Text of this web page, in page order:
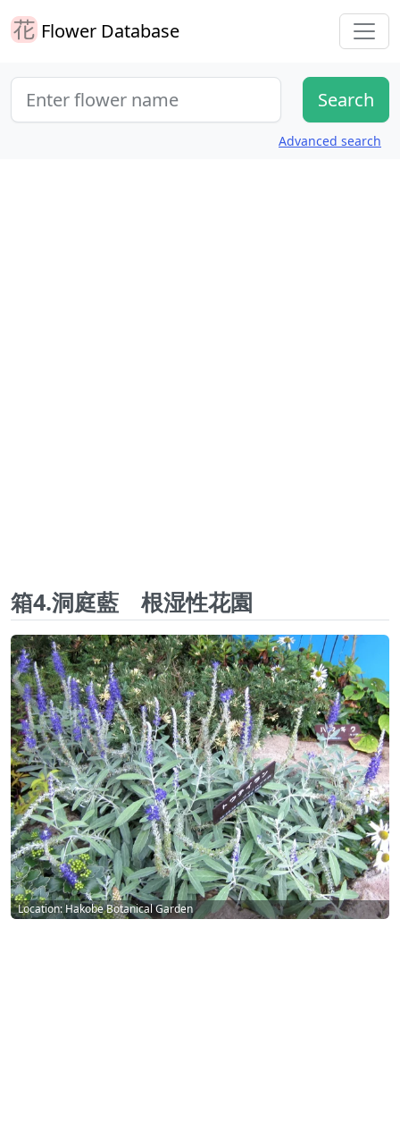
Flower Database
Advanced search
箱4.洞庭藍 根湿性花園
Location: Hakobe Botanical Garden